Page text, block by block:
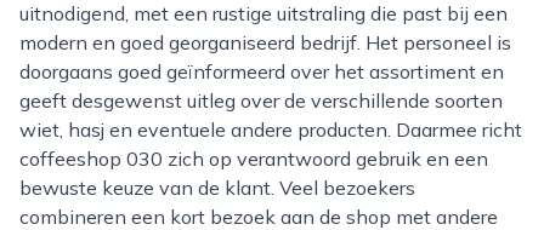
uitnodigend, met een rustige uitstraling die past bij een
modern en goed georganiseerd bedrijf. Het personeel is
doorgaans goed geïnformeerd over het assortiment en
geeft desgewenst uitleg over de verschillende soorten
wiet, hasj en eventuele andere producten. Daarmee richt
coffeeshop 030 zich op verantwoord gebruik en een
bewuste keuze van de klant. Veel bezoekers
combineren een kort bezoek aan de shop met andere